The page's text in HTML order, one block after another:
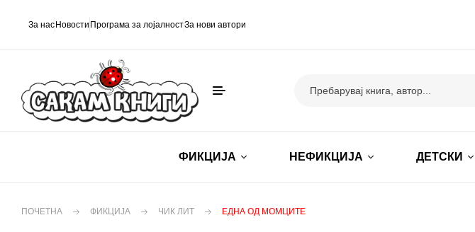
За нас Новости Програма за лојалностЗа нови автори
ФИКЦИЈА НЕФИКЦИЈА ДЕТСКИ
ПОЧЕТНА ФИКЦИЈА ЧИК ЛИТ ЕДНА ОД МОМЦИТЕ